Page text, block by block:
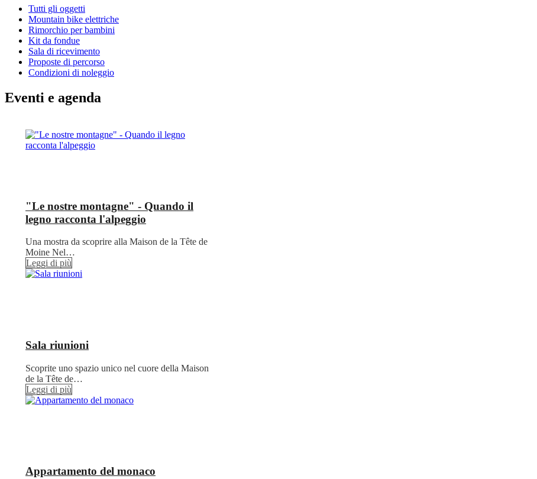
Tutti gli oggetti
Mountain bike elettriche
Rimorchio per bambini
Kit da fondue
Sala di ricevimento
Proposte di percorso
Condizioni di noleggio
Eventi e agenda
"Le nostre montagne" - Quando il
legno racconta l'alpeggio
Una mostra da scoprire alla Maison de la Tête de
Moine Nel…
Leggi di più
Sala riunioni
Scoprite uno spazio unico nel cuore della Maison
de la Tête de…
Leggi di più
Appartamento del monaco